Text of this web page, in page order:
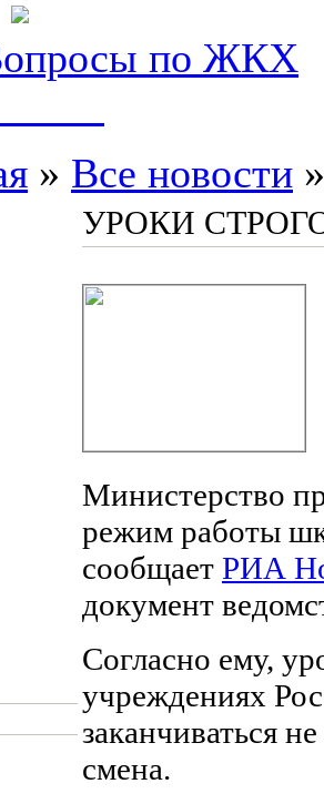
по ЖКХ
» Все новости
УРОКИ
Министерство
режим работы
сообщает РИА
документ
Согласно ему,
учреждениях
заканчиваться
смена.